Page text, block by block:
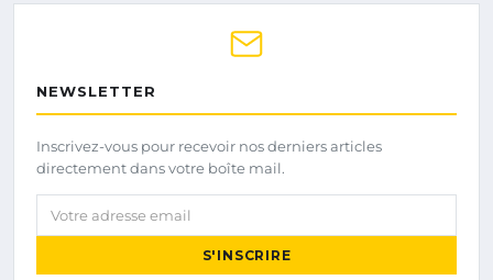
NEWSLETTER
Inscrivez-vous pour recevoir nos derniers articles
directement dans votre boîte mail.
Votre adresse email
S'INSCRIRE